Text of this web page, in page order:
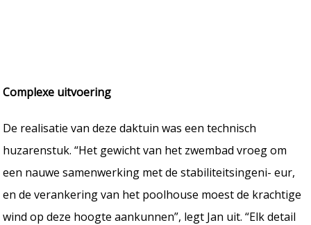
Complexe uitvoering
De realisatie van deze daktuin was een technisch
huzarenstuk. “Het gewicht van het zwembad vroeg om
een nauwe samenwerking met de stabiliteitsingeni- eur,
en de verankering van het poolhouse moest de krachtige
wind op deze hoogte aankunnen”, legt Jan uit. “Elk detail